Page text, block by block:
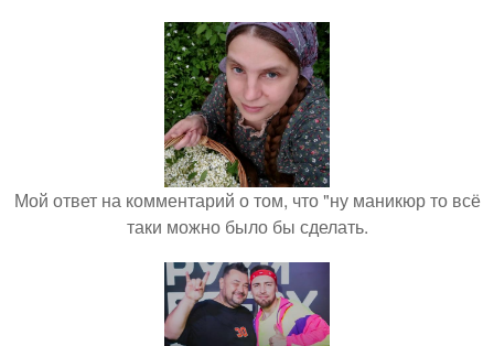
Мой ответ на комментарий о том, что "ну маникюр то всё
таки можно было бы сделать.